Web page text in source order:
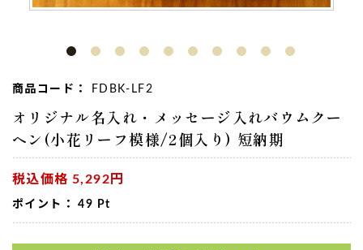
商品コード： FDBK-LF2
オリジナル名入れ・メッセージ入れバウムクー
ヘン(小花リーフ模様/2個入り) 短納期
税込価格 5,292円
ポイント： 49 Pt